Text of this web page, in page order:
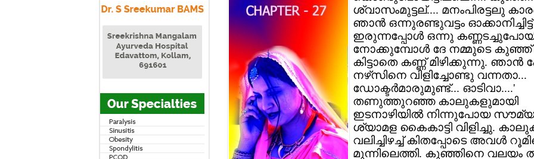
ശ്വാസംമുട്ടല്.... മനംപിരട്ടലു
ഞാന്‍ ഒന്നുരണ്ടുവട്ടം ഓക്കാനിച്ചിട്ട്
ഇരുന്നപ്പോള്‍ ഒന്നു
നോക്കുമ്പോള്‍ ദേ നമ്മുടെ കുഞ്ഞ്
കിട്ടാതെ കണ്ണ് മിഴിക്കുന്നു. ഞാന്‍
നഴ്‌സിനെ വിളിച്ചോണ്ടു വന്നതാ...
ഡോക്ടര്‍മാരുമുണ്ട്... ഓടിവാ....'
തണുത്തുറഞ്ഞ കാലുകളുമായി
ഇടനാഴിയില്‍ നിന്നുപോയ
ശ്യാമള കൈകാട്ടി വിളിച്ചു.
വലിച്ചിഴച്ച് കിതപ്പോടെ അവള്‍
മുന്നിലെത്തി. കുഞ്ഞിനെ വലയം